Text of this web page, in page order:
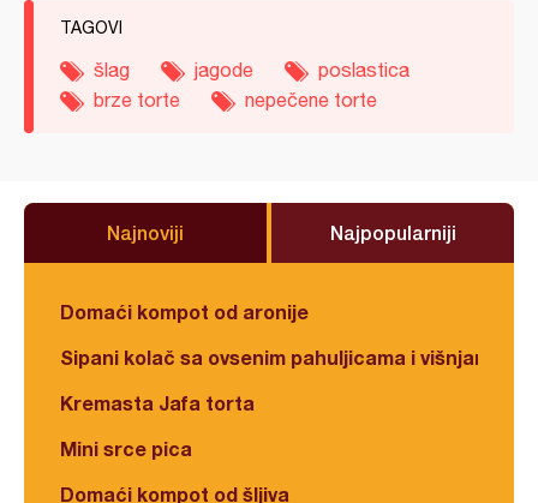
TAGOVI
šlag jagode
poslastica
brze torte
nepečene torte
Najnoviji Najpopularniji
Domaći kompot od aronije
Sipani kolač sa ovsenim pahuljicama i višnjama
Kremasta Jafa torta
Mini srce pica
Domaći kompot od šljiva